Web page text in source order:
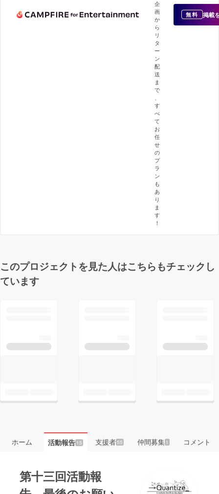
企
画
か
ら
リ
タ
ー
ン
配
送
ま
で
す
べ
て
お
任
せ
の
プ
ラ
ン
も
あ
り
ま
す
！
無料 掲載
このプロジェクトを見た人はこちらもチェックし
ています
ホーム 活動報告15 支援者55 仲間募集 1 コメント
第十三回活動報